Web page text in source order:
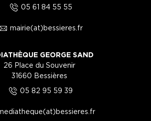
5 05 61 84 55 55
1 mairie(at)bessieres.fr
GEORGE SAND
26 Place du Souvenir
31660 Bessières
5 05 82 95 59 39